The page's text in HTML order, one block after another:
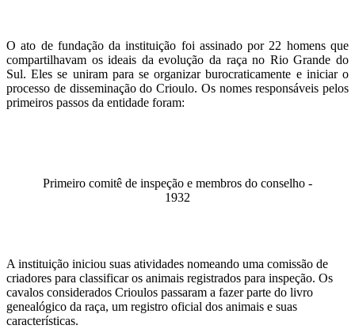
O ato de fundação da instituição foi assinado por 22 homens que
compartilhavam os ideais da evolução da raça no Rio Grande do
Sul. Eles se uniram para se organizar burocraticamente e iniciar o
processo de disseminação do Crioulo. Os nomes responsáveis ​​pelos
primeiros passos da entidade foram:
Primeiro comitê de inspeção e membros do conselho -
1932
A instituição iniciou suas atividades nomeando uma comissão de
criadores para classificar os animais registrados para inspeção. Os
cavalos considerados Crioulos passaram a fazer parte do livro
genealógico da raça, um registro oficial dos animais e suas
características.